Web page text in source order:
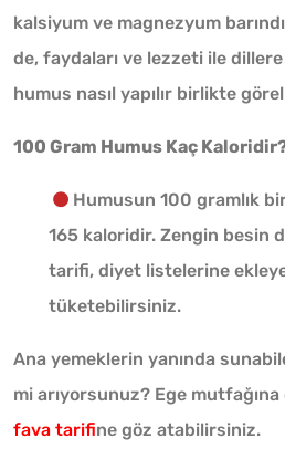
kalsiyum ve magnezyum
de, faydaları ve lezzeti ile
humus nasıl yapılır birlikte
100 Gram Humus Kaç
Humusun 100 gramlık
165 kaloridir. Zengin besin
tarifi, diyet listelerine
tüketebilirsiniz.
Ana yemeklerin yanında
mi arıyorsunuz? Ege
fava tarifine göz atabilirsiniz.